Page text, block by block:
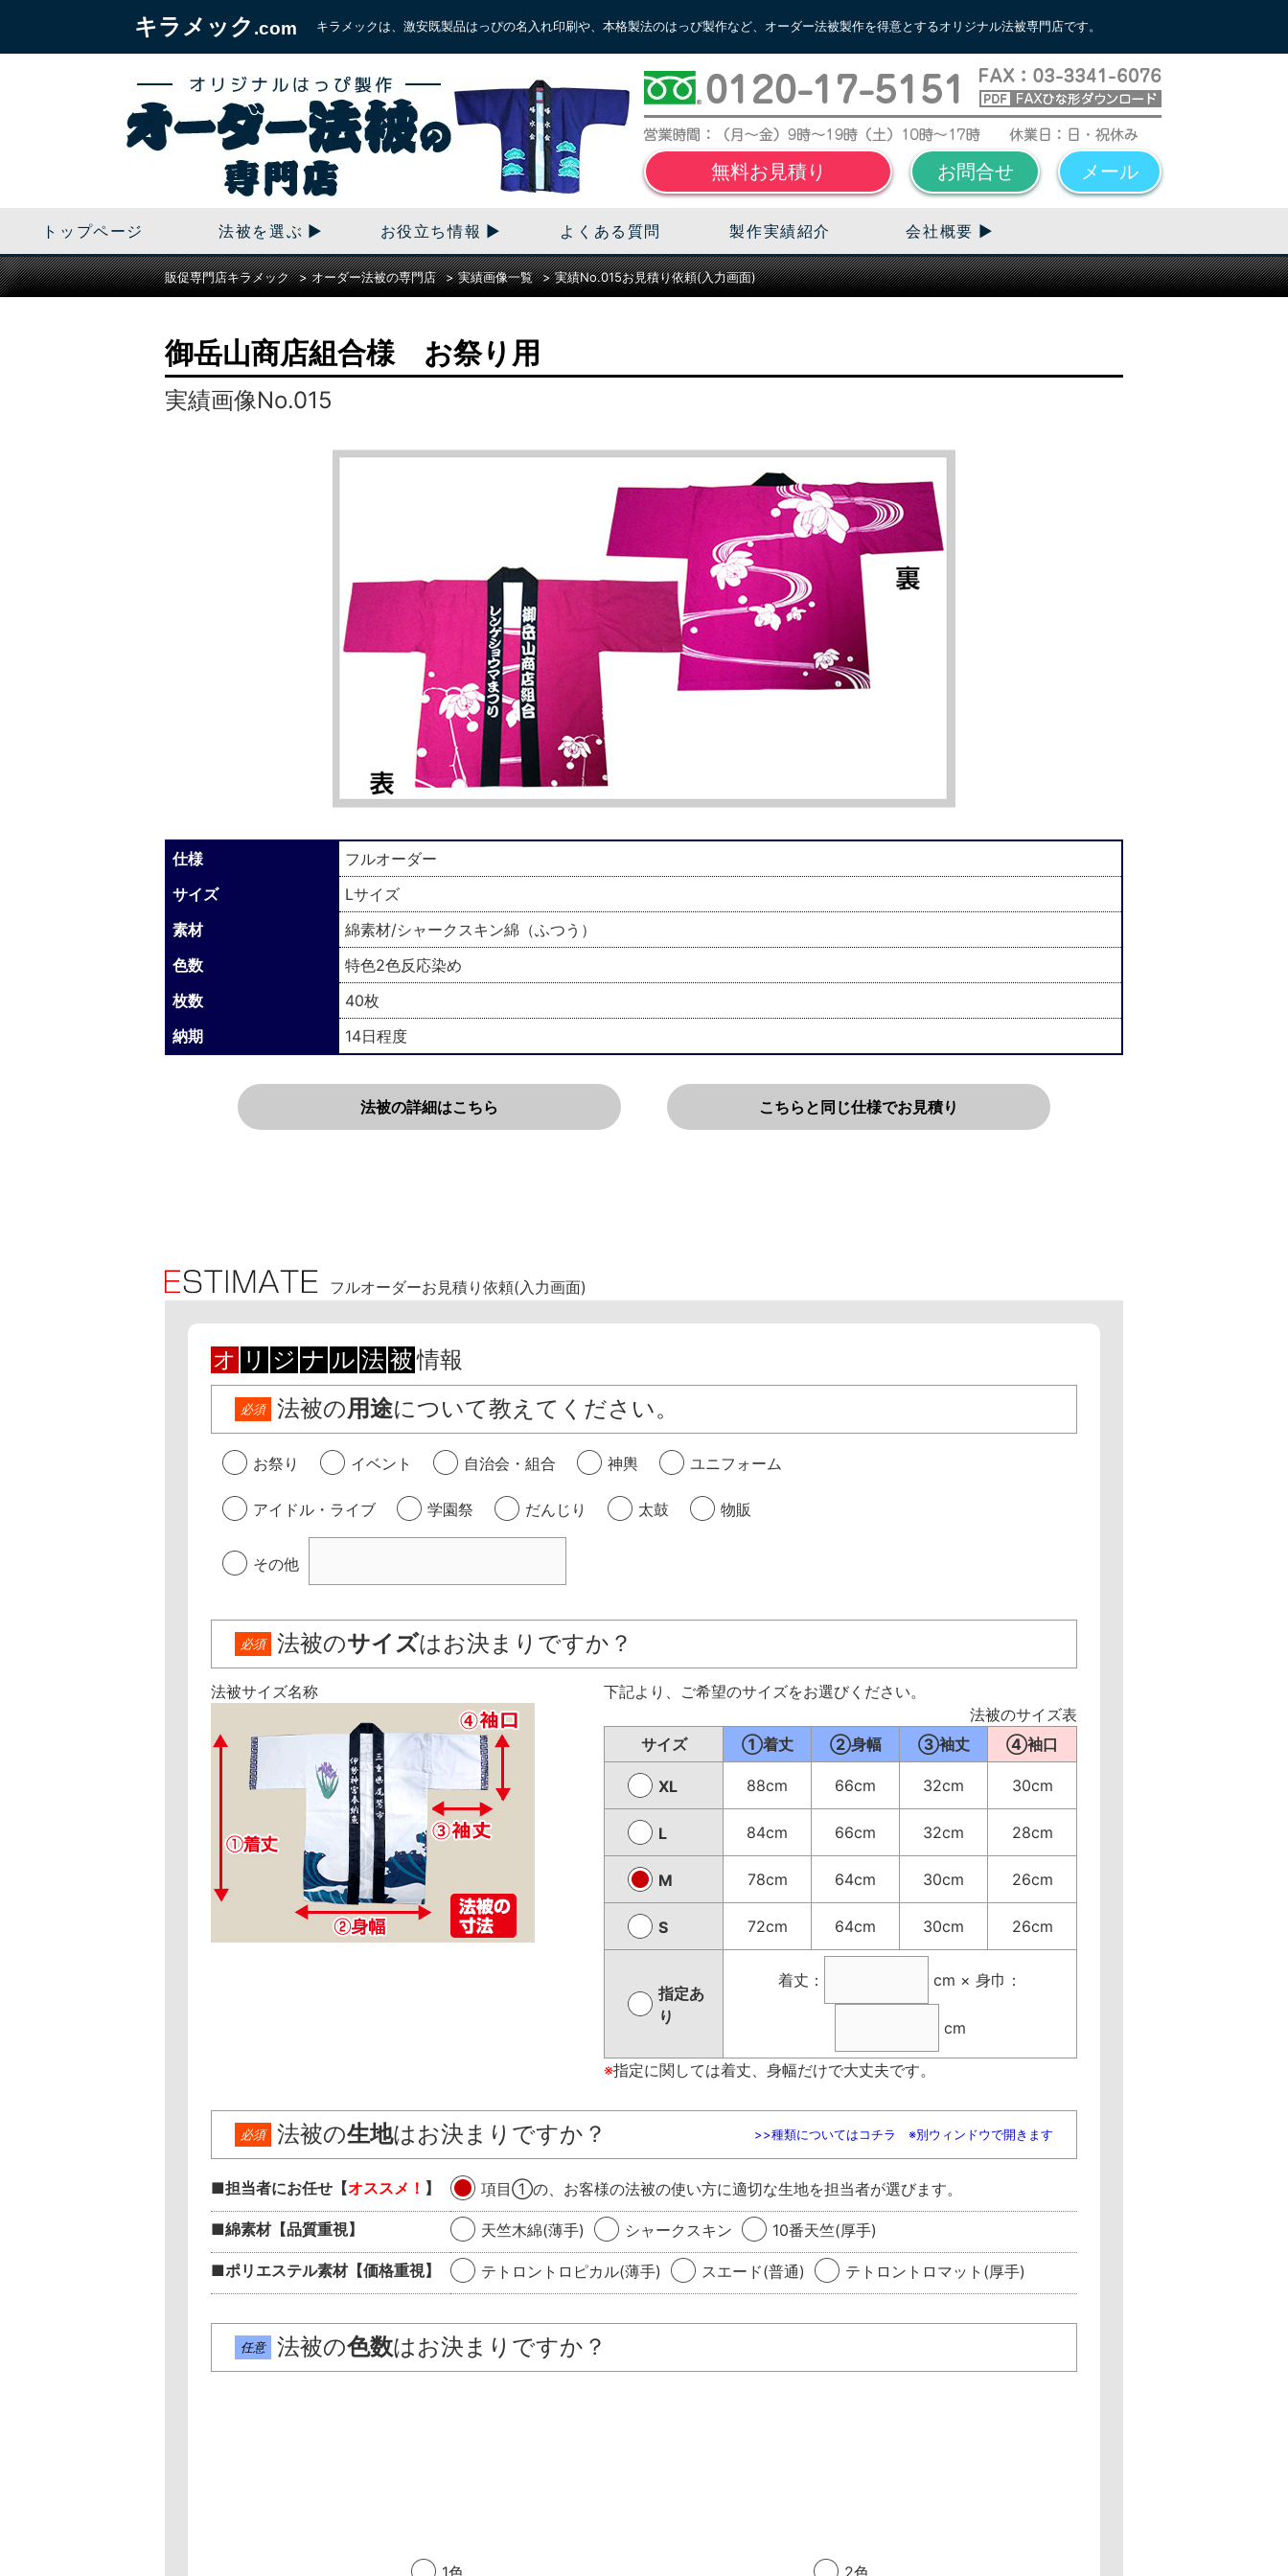
キラメック .com キラメックは、激安既製品はっぴの名入れ印刷や、本格製法のはっぴ製作など、オーダー法被製作を得意とするオリジナル法被専門店です。
無料お見積り お問合せ メール
トップページ 法被を選ぶ お役立ち情報 よくある質問 製作実績紹介 会社概要
販促専門店キラメック >オーダー法被の専門店 >実績画像一覧 >実績No.015お見積り依頼(入力画面)
御岳山商店組合様 お祭り用
実績画像No.015
仕様
フルオーダー
サイズ
Lサイズ
素材
綿素材/シャークスキン綿（ふつう）
色数
特色2色反応染め
枚数
40枚
納期
14日程度
法被の詳細はこちら こちらと同じ仕様でお見積り
フルオーダーお見積り依頼(入力画面)
オ リ ジ ナ ル 法 被情報
必須 法被の用途について教えてください。
お祭り イベント 自治会・組合 神輿 ユニフォーム
アイドル・ライブ 学園祭 だんじり 太鼓 物販
その他
必須 法被のサイズはお決まりですか？
法被サイズ名称
下記より、ご希望のサイズをお選びください。
法被のサイズ表
サイズ
①着丈 ②身幅 ③袖丈 ④袖口
XL 88cm 66cm 32cm 30cm
L 84cm 66cm 32cm 28cm
M 78cm 64cm 30cm 26cm
S 72cm 64cm 30cm 26cm
指定あ
り
着丈： cm × 身巾：
cm
※指定に関しては着丈、身幅だけで大丈夫です。
必須 法被の生地はお決まりですか？ >>種類についてはコチラ ※別ウィンドウで開きます
■担当者にお任せ【オススメ！ 】 項目①の、お客様の法被の使い方に適切な生地を担当者が選びます。
■綿素材【品質重視】 天竺木綿(薄手) シャークスキン 10番天竺(厚手)
■ポリエステル素材【価格重視】 テトロントロピカル(薄手) スエード(普通) テトロントロマット(厚手)
任意 法被の色数はお決まりですか？
1色 2色